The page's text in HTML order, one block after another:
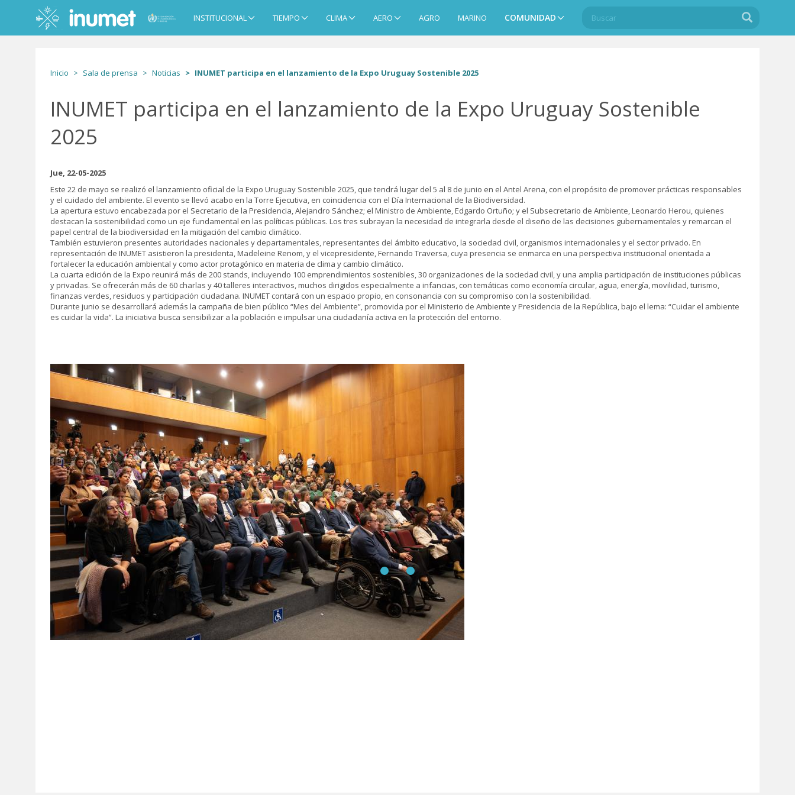
principal
Main
navigation
INSTITUCIONAL TIEMPO CLIMA AERO AGRO MARINO COMUNIDAD
Search
Buscar
Inicio Sala de prensa Noticias INUMET participa en el lanzamiento de la Expo Uruguay Sostenible 2025
INUMET participa en el lanzamiento de la Expo Uruguay Sostenible
2025
Jue, 22-05-2025
Este 22 de mayo se realizó el lanzamiento oficial de la Expo Uruguay Sostenible 2025, que tendrá lugar del 5 al 8 de junio en el Antel Arena, con el propósito de promover prácticas responsables
y el cuidado del ambiente. El evento se llevó acabo en la Torre Ejecutiva, en coincidencia con el Día Internacional de la Biodiversidad.
La apertura estuvo encabezada por el Secretario de la Presidencia, Alejandro Sánchez; el Ministro de Ambiente, Edgardo Ortuño; y el Subsecretario de Ambiente, Leonardo Herou, quienes
destacan la sostenibilidad como un eje fundamental en las políticas públicas. Los tres subrayan la necesidad de integrarla desde el diseño de las decisiones gubernamentales y remarcan el
papel central de la biodiversidad en la mitigación del cambio climático.
También estuvieron presentes autoridades nacionales y departamentales, representantes del ámbito educativo, la sociedad civil, organismos internacionales y el sector privado. En
representación de INUMET asistieron la presidenta, Madeleine Renom, y el vicepresidente, Fernando Traversa, cuya presencia se enmarca en una perspectiva institucional orientada a
fortalecer la educación ambiental y como actor protagónico en materia de clima y cambio climático.
La cuarta edición de la Expo reunirá más de 200 stands, incluyendo 100 emprendimientos sostenibles, 30 organizaciones de la sociedad civil, y una amplia participación de instituciones públicas
y privadas. Se ofrecerán más de 60 charlas y 40 talleres interactivos, muchos dirigidos especialmente a infancias, con temáticas como economía circular, agua, energía, movilidad, turismo,
finanzas verdes, residuos y participación ciudadana. INUMET contará con un espacio propio, en consonancia con su compromiso con la sostenibilidad.
Durante junio se desarrollará además la campaña de bien público “Mes del Ambiente”, promovida por el Ministerio de Ambiente y Presidencia de la República, bajo el lema: “Cuidar el ambiente
es cuidar la vida”. La iniciativa busca sensibilizar a la población e impulsar una ciudadanía activa en la protección del entorno.